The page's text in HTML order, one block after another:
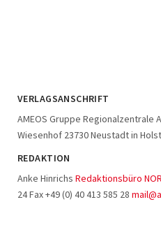
VERLAGSANSCHRIFT
AMEOS Gruppe Regionalzentrale
Wiesenhof 23730 Neustadt in
REDAKTION
Anke Hinrichs Redaktionsbüro
24 Fax +49 (0) 40 413 585 28